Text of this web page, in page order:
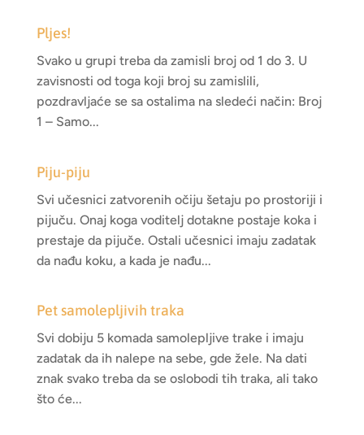
Pljes!
Svako u grupi treba da zamisli broj od 1 do 3. U
zavisnosti od toga koji broj su zamislili,
pozdravljaće se sa ostalima na sledeći način: Broj
1 – Samo...
Piju-piju
Svi učesnici zatvorenih očiju šetaju po prostoriji i
pijuču. Onaj koga voditelj dotakne postaje koka i
prestaje da pijuče. Ostali učesnici imaju zadatak
da nađu koku, a kada je nađu...
Pet samolepljivih traka
Svi dobiju 5 komada samolepljive trake i imaju
zadatak da ih nalepe na sebe, gde žele. Na dati
znak svako treba da se oslobodi tih traka, ali tako
što će...